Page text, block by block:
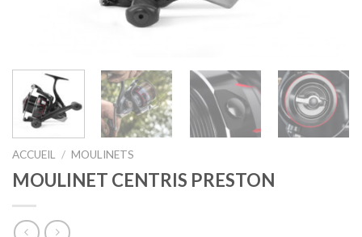
ACCUEIL / MOULINETS
MOULINET CENTRIS PRESTON